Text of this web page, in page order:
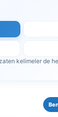
kelimeler de